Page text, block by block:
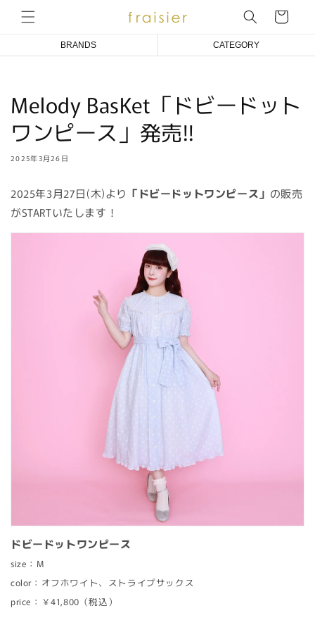
ンツに
進む
ー
BRANDS
Melody BasKet
アトリエ小町
CATEGORY
ONE PIECE DRESS
SKIRT/PANTS
AVAILABLE NOW
Melody BasKet「ドビードット
ワンピース」発売!!
2025年3月26日
2025年3月27日(木)より 「ドビードットワンピース」 の販売
がSTARTいたします！
ドビードットワンピース
size：M
color：オフホワイト、ストライプサックス
price：￥41,800（税込）